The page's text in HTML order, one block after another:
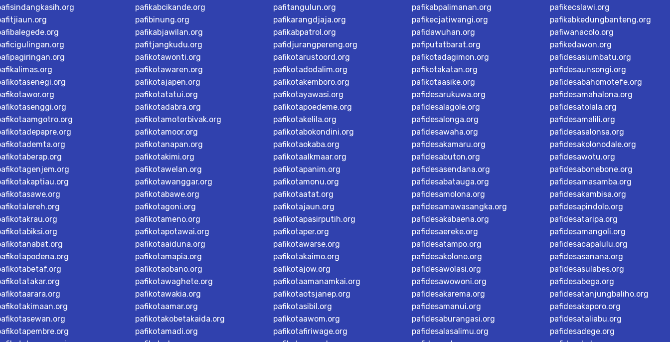
pafikabcikande.org
pafibinung.org
pafikabjawilan.org
pafitjangkudu.org
pafikotawonti.org
pafikotawaren.org
pafikotajapen.org
pafikotatatui.org
pafikotadabra.org
pafikotamotorbivak.org
pafikotamoor.org
pafikotanapan.org
pafikotakimi.org
pafikotawelan.org
pafikotawanggar.org
pafikotabawe.org
pafikotagoni.org
pafikotameno.org
pafikotapotawai.org
pafikotaaiduna.org
pafikotamapia.org
pafikotaobano.org
pafikotawaghete.org
pafikotawakia.org
pafikotaamar.org
pafikotakobetakaida.org
pafikotamadi.org
pafitangulun.org
pafikarangdjaja.org
pafikabpatrol.org
pafidjurangpereng.org
pafikotarustoord.org
pafikotadodalim.org
pafikotakemboro.org
pafikotayawasi.org
pafikotapoedeme.org
pafikotakelila.org
pafikotabokondini.org
pafikotaokaba.org
pafikotaalkmaar.org
pafikotapanim.org
pafikotamonu.org
pafikotaatat.org
pafikotajaun.org
pafikotapasirputih.org
pafikotaper.org
pafikotawarse.org
pafikotakaimo.org
pafikotajow.org
pafikotaamanamkai.org
pafikotaotsjanep.org
pafikotasibil.org
pafikotaawom.org
pafikotafiriwage.org
pafikabpalimanan.org
pafikecjatiwangi.org
pafidawuhan.org
pafiputatbarat.org
pafikotadagimon.org
pafikotakatan.org
pafikotaasike.org
pafidesarukuwa.org
pafidesalagole.org
pafidesalonga.org
pafidesawaha.org
pafidesakamaru.org
pafidesabuton.org
pafidesasendana.org
pafidesabatauga.org
pafidesamolona.org
pafidesamawasangka.org
pafidesakabaena.org
pafidesaereke.org
pafidesatampo.org
pafidesakolono.org
pafidesawolasi.org
pafidesawowoni.org
pafidesakarema.org
pafidesamanui.org
pafidesaburangasi.org
pafidesalasalimu.org
pafikecslawi.org
pafikabkedungbanteng.org
pafiwanacolo.org
pafikedawon.org
pafidesasiumbatu.org
pafidesaunsongi.org
pafidesabahomotefe.org
pafidesamahalona.org
pafidesatolala.org
pafidesamalili.org
pafidesasalonsa.org
pafidesakolonodale.org
pafidesawotu.org
pafidesabonebone.org
pafidesamasamba.org
pafidesakambisa.org
pafidesapindolo.org
pafidesataripa.org
pafidesamangoli.org
pafidesacapalulu.org
pafidesasanana.org
pafidesasulabes.org
pafidesabega.org
pafidesatanjungbaliho.org
pafidesakaporo.org
pafidesataliabu.org
pafidesadege.org